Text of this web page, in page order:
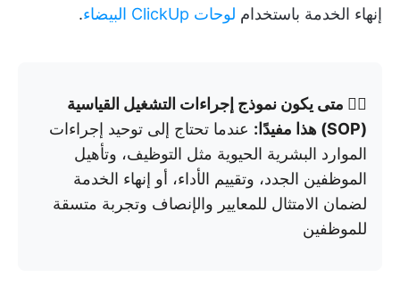
إنهاء الخدمة باستخدام لوحات ClickUp البيضاء .
👉🏼 متى يكون نموذج إجراءات التشغيل القياسية
(SOP) هذا مفيدًا:
عندما تحتاج إلى توحيد إجراءات
الموارد البشرية الحيوية مثل التوظيف، وتأهيل
الموظفين الجدد، وتقييم الأداء، أو إنهاء الخدمة
لضمان الامتثال للمعايير والإنصاف وتجربة متسقة
للموظفين